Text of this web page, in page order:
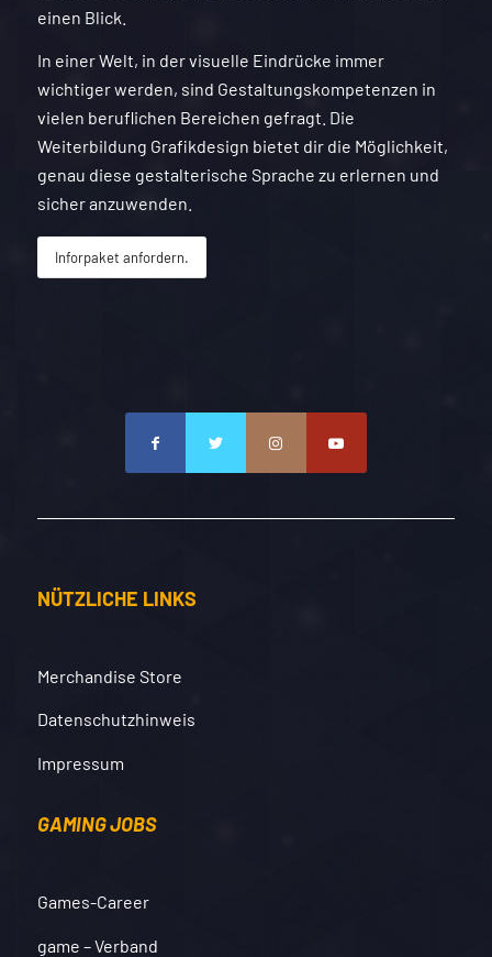
einen Blick.
In einer Welt, in der visuelle Eindrücke immer
wichtiger werden, sind Gestaltungskompetenzen in
vielen beruflichen Bereichen gefragt. Die
Weiterbildung Grafikdesign bietet dir die Möglichkeit,
genau diese gestalterische Sprache zu erlernen und
sicher anzuwenden.
Inforpaket anfordern.
NÜTZLICHE LINKS
Merchandise Store
Datenschutzhinweis
Impressum
GAMING JOBS
Games-Career
game – Verband